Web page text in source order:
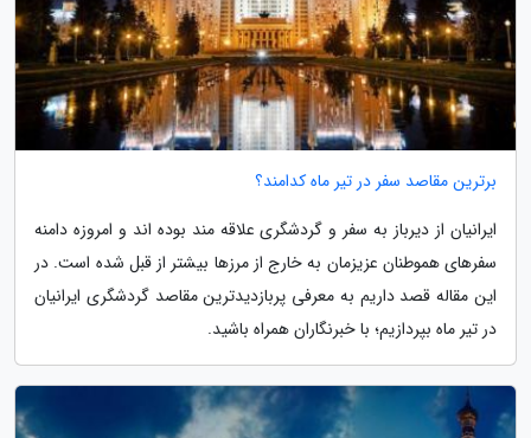
برترین مقاصد سفر در تیر ماه کدامند؟
ایرانیان از دیرباز به سفر و گردشگری علاقه مند بوده اند و امروزه دامنه
سفرهای هموطنان عزیزمان به خارج از مرزها بیشتر از قبل شده است. در
این مقاله قصد داریم به معرفی پربازدیدترین مقاصد گردشگری ایرانیان
در تیر ماه بپردازیم؛ با خبرنگاران همراه باشید.